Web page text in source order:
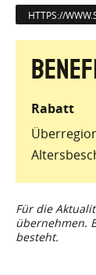
HTTPS://
Rabatt
Für die
übernehmen.
besteht.